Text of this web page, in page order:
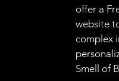
offer a
website
complex
Smell of